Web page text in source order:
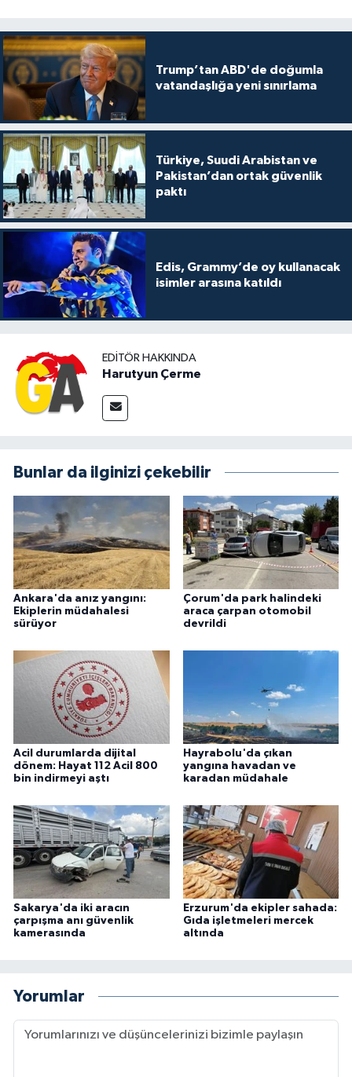
Trump’tan ABD'de doğumla
vatandaşlığa yeni sınırlama
Türkiye, Suudi Arabistan ve
Pakistan’dan ortak güvenlik
paktı
Edis, Grammy’de oy kullanacak
isimler arasına katıldı
EDITÖR HAKKINDA
Harutyun Çerme
Bunlar da ilginizi çekebilir
Ankara'da anız yangını:
Ekiplerin müdahalesi
sürüyor
Çorum'da park halindeki
araca çarpan otomobil
devrildi
Acil durumlarda dijital
dönem: Hayat 112 Acil 800
bin indirmeyi aştı
Hayrabolu'da çıkan
yangına havadan ve
karadan müdahale
Sakarya'da iki aracın
çarpışma anı güvenlik
kamerasında
Erzurum'da ekipler sahada:
Gıda işletmeleri mercek
altında
Yorumlar